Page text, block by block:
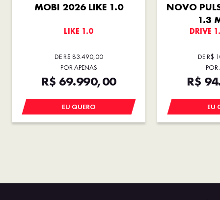
MOBI 2026 LIKE 1.0
LIKE 1.0
DE R$ 83.490,00
POR APENAS
R$ 69.990,00
EU QUERO
NOVO
1.3
DRIVE
DE R$
POR
R$
EU